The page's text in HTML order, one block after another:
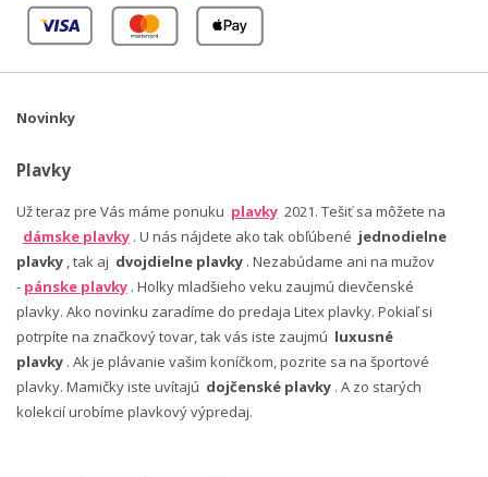
Novinky
Plavky
Už teraz pre Vás máme ponuku plavky 2021. Tešiť sa môžete na
dámske plavky . U nás nájdete ako tak obľúbené jednodielne
plavky , tak aj dvojdielne plavky . Nezabúdame ani na mužov
- pánske plavky . Holky mladšieho veku zaujmú dievčenské
plavky. Ako novinku zaradíme do predaja Litex plavky. Pokiaľ si
potrpíte na značkový tovar, tak vás iste zaujmú luxusné
plavky . Ak je plávanie vašim koníčkom, pozrite sa na športové
plavky. Mamičky iste uvítajú dojčenské plavky . A zo starých
kolekcií urobíme plavkový výpredaj.